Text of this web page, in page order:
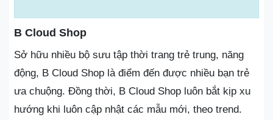
B Cloud Shop
Sở hữu nhiều bộ sưu tập thời trang trẻ trung, năng
động, B Cloud Shop là điểm đến được nhiều bạn trẻ
ưa chuộng. Đồng thời, B Cloud Shop luôn bắt kịp xu
hướng khi luôn cập nhật các mẫu mới, theo trend.